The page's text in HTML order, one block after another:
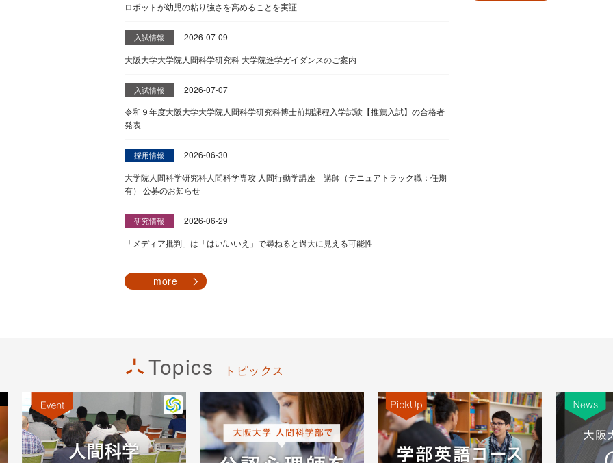
ロボットが幼児の粘り強さを高めることを実証
入試情報
2026-07-09
大阪大学大学院人間科学研究科 大学院進学ガイダンスのご案内
入試情報
2026-07-07
令和９年度大阪大学大学院人間科学研究科博士前期課程入学試験【推薦入試】の合格者
発表
採用情報
2026-06-30
大学院人間科学研究科人間科学専攻 人間行動学講座 講師（テニュアトラック職：任期
有） 公募のお知らせ
研究情報
2026-06-29
「メディア批判」は「はい/いいえ」で尋ねると過大に見える可能性
more
Topics トピックス